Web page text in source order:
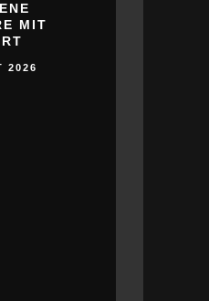
MIT
2026